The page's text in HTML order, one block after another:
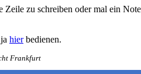
zu schreiben oder mal ein
hierbedienen.
Frankfurt